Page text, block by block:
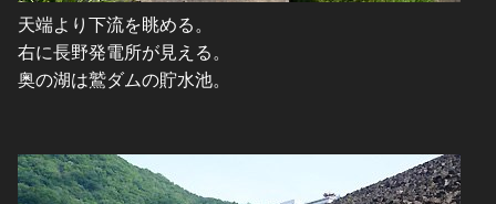
天端より下流を眺める。
右に長野発電所が見える。
奥の湖は鷲ダムの貯水池。